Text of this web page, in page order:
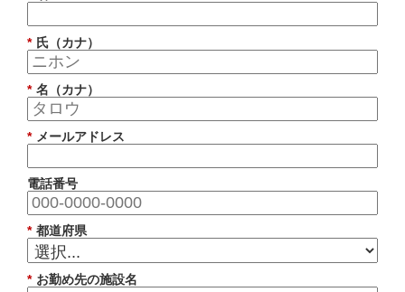
* 氏（カナ）
* 名（カナ）
* メールアドレス
電話番号
* 都道府県
* お勤め先の施設名